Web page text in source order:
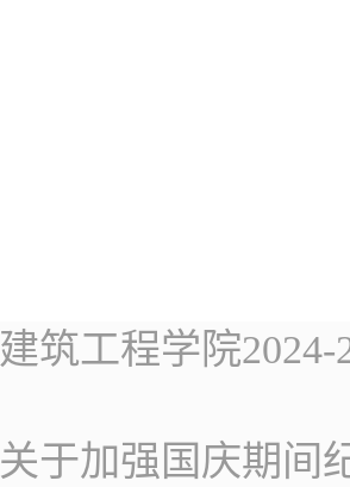
建筑工程学院
关于加强国庆期间